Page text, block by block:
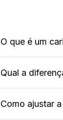
O que é um
É uma
Qual a
O datador
informações
Como ajustar